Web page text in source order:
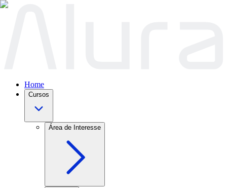
Home
Cursos
Área de Interesse